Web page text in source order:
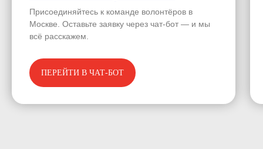
Присоединяйтесь к команде волонтёров в
Москве. Оставьте заявку через чат-бот — и мы
всё расскажем.
ПЕРЕЙТИ В ЧАТ-БОТ